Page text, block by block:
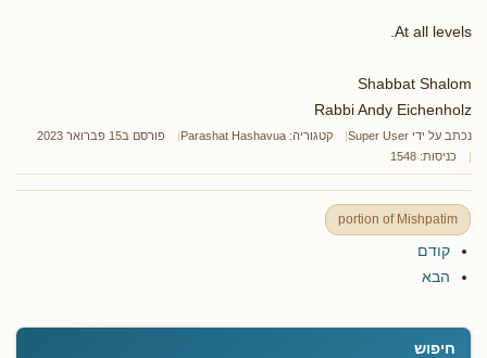
חיפוש
At all levels.
Shabbat Shalom
Rabbi Andy Eichenholz
נכתב על ידי Super User קטגוריה: Parashat Hashavua
פורסם ב15 פברואר 2023
כניסות: 1548
portion of Mishpatim
קודם
הבא